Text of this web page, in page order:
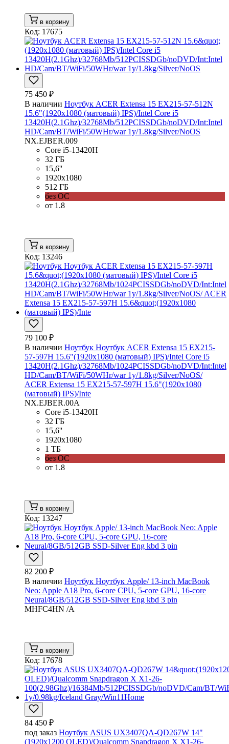
в корзину
Код: 17675
75 450 ₽
В наличии Ноутбук ACER Extensa 15 EX215-57-512N
15.6"(1920x1080 (матовый) IPS)/Intel Core i5
13420H(2.1Ghz)/32768Mb/512PCISSDGb/noDVD/Int:Intel
HD/Cam/BT/WiFi/50WHr/war 1y/1.8kg/Silver/NoOS
NX.EJBER.009
Core i5-13420H
32 ГБ
15,6''
1920x1080
512 ГБ
без ОС
от 1.8
в корзину
Код: 13246
79 100 ₽
В наличии Ноутбук Ноутбук ACER Extensa 15 EX215-
57-597H 15.6"(1920x1080 (матовый) IPS)/Intel Core i5
13420H(2.1Ghz)/32768Mb/1024PCISSDGb/noDVD/Int:Intel
HD/Cam/BT/WiFi/50WHr/war 1y/1.8kg/Silver/NoOS/
ACER Extensa 15 EX215-57-597H 15.6"(1920x1080
(матовый) IPS)/Inte
NX.EJBER.00A
Core i5-13420H
32 ГБ
15,6''
1920x1080
1 ТБ
без ОС
от 1.8
в корзину
Код: 13247
82 200 ₽
В наличии Ноутбук Ноутбук Apple/ 13-inch MacBook
Neo: Apple A18 Pro, 6-core CPU, 5-core GPU, 16-core
Neural/8GB/512GB SSD-Silver Eng kbd 3 pin
MHFC4HN /A
в корзину
Код: 17678
84 450 ₽
под заказ Ноутбук ASUS UX3407QA-QD267W 14"
(1920x1200 OLED)/Qualcomm Snapdragon X X1-26-